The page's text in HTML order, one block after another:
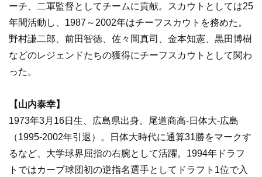
ーチ、二軍監督としてチームに貢献。スカウトとしては25
年間活動し、1987～2002年はチーフスカウトを務めた。
野村謙二郎、前田智徳、佐々岡真司、金本知憲、黒田博樹
などのレジェンドたちの獲得にチーフスカウトとして関わ
った。
【山内泰幸】
1973年3月16日生、広島県出身。尾道商高-日体大-広島
（1995-2002年引退）。日体大時代に通算31勝をマークす
るなど、大学球界屈指の右腕として活躍。1994年ドラフ
トではカープ球団初の逆指名選手としてドラフト1位で入